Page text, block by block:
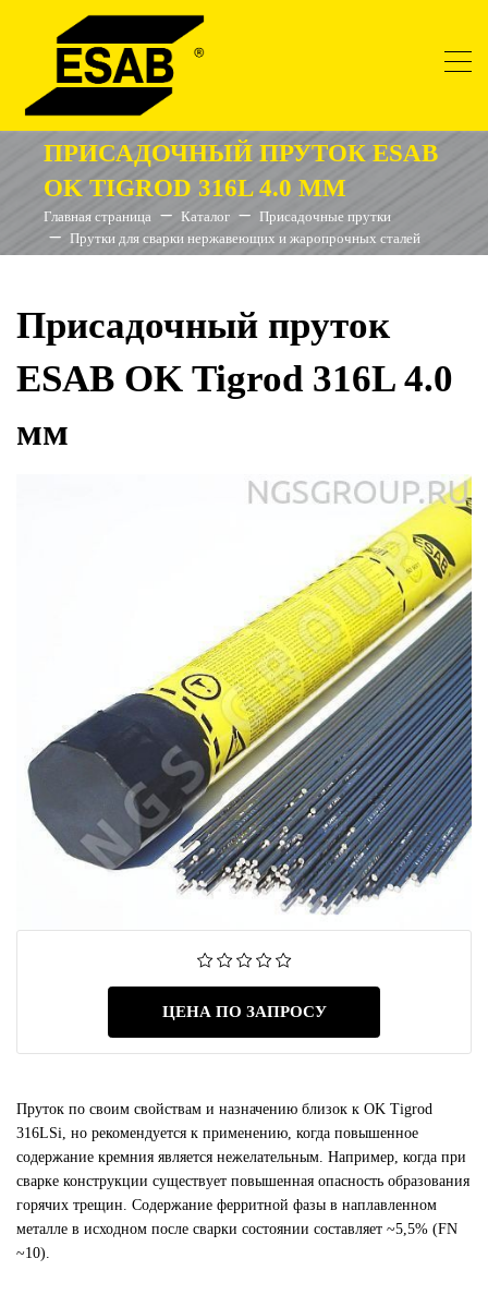
ПРИСАДОЧНЫЙ ПРУТОК ESAB
OK TIGROD 316L 4.0 ММ
Главная страница Каталог
Присадочные прутки
Прутки для сварки нержавеющих и жаропрочных сталей
Присадочный пруток
ESAB OK Tigrod 316L 4.0
мм
ЦЕНА ПО ЗАПРОСУ
Пруток по своим свойствам и назначению близок к OK Tigrod
316LSi, но рекомендуется к применению, когда повышенное
содержание кремния является нежелательным. Например, когда при
сварке конструкции существует повышенная опасность образования
горячих трещин. Содержание ферритной фазы в наплавленном
металле в исходном после сварки состоянии составляет ~5,5% (FN
~10).